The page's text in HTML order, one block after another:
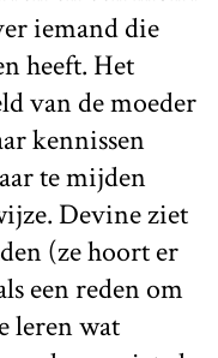
iemand die
heeft. Het
van de moeder
kennissen
te mijden
Devine ziet
(ze hoort er
een reden om
leren wat